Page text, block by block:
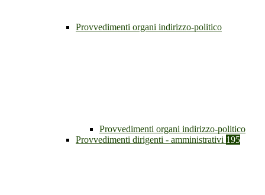
Provvedimenti organi indirizzo-politico
Provvedimenti organi indirizzo-politico
Provvedimenti dirigenti - amministrativi 195